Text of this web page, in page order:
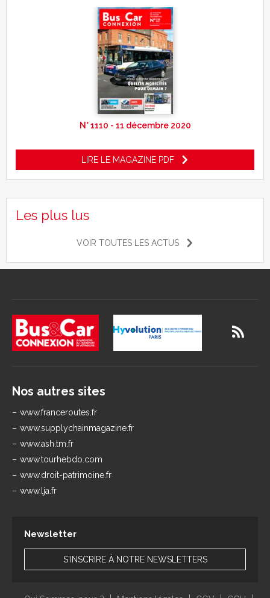
N° 1110 - 11 décembre 2020
LIRE LE MAGAZINE PDF
Les plus lus
VOIR TOUTES LES ACTUS
Nos autres sites
www.franceroutes.fr
www.supplychainmagazine.fr
www.ash.tm.fr
www.tourhebdo.com
www.droit-patrimoine.fr
www.lja.fr
Newsletter
S'INSCRIRE À NOTRE NEWSLETTERS